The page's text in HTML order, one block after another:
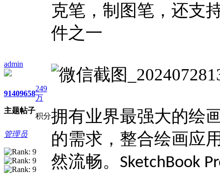
admin
9140
主题
9658
帖子
249
万
积分
管理员
克笔，制图笔，还支
件之一
拥有业界最强大的绘
的需求，整合绘画应
然流畅。 SketchBook